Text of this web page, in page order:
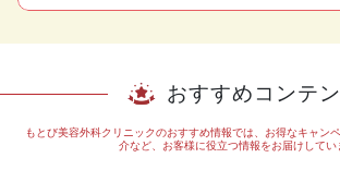
おすすめコンテ
もとび美容外科クリニックのおすすめ情報では、お得なキャン
介など、お客様に役立つ情報をお届けしてい